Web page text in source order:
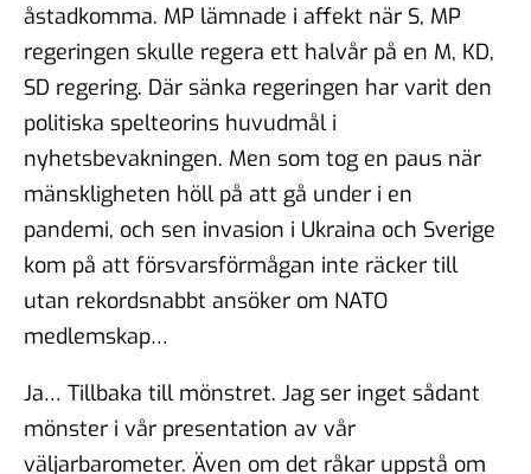
åstadkomma. MP lämnade i affekt när S, MP
regeringen skulle regera ett halvår på en M, KD,
SD regering. Där sänka regeringen har varit den
politiska spelteorins huvudmål i
nyhetsbevakningen. Men som tog en paus när
mänskligheten höll på att gå under i en
pandemi, och sen invasion i Ukraina och Sverige
kom på att försvarsförmågan inte räcker till
utan rekordsnabbt ansöker om NATO
medlemskap…
Ja… Tillbaka till mönstret. Jag ser inget sådant
mönster i vår presentation av vår
väljarbarometer. Även om det råkar uppstå om